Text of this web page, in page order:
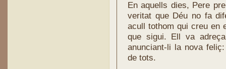
En aquells dies, Pere
veritat que Déu no fa
acull tothom qui creu en
que sigui. Ell va
anunciant-li la nova
de tots.